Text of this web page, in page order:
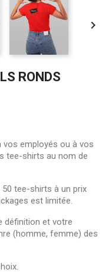

RONDS
employés ou à vos
tee-shirts au nom de
tee-shirts à un prix
est limitée.
définition et votre
(homme, femme) des